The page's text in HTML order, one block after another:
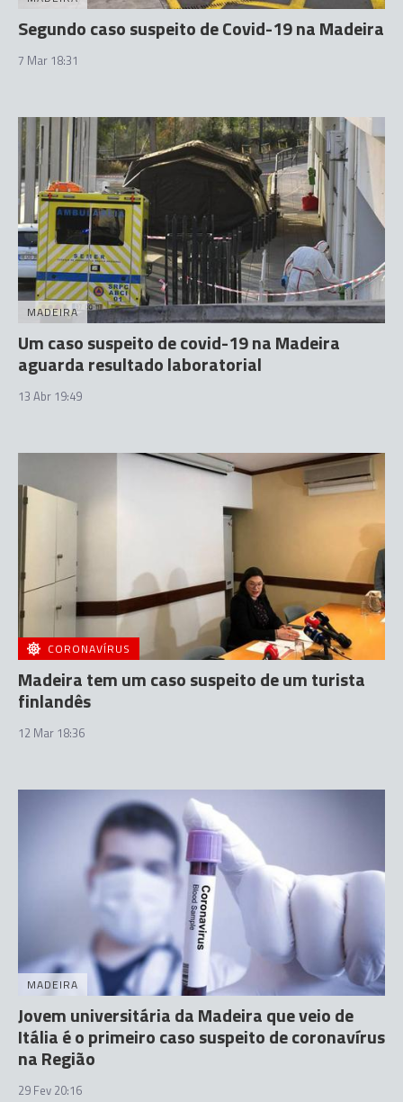
Segundo caso suspeito de Covid-19 na Madeira
7 Mar 18:31
MADEIRA
Um caso suspeito de covid-19 na Madeira
aguarda resultado laboratorial
13 Abr 19:49
CORONAVÍRUS
Madeira tem um caso suspeito de um turista
finlandês
12 Mar 18:36
MADEIRA
Jovem universitária da Madeira que veio de
Itália é o primeiro caso suspeito de coronavírus
na Região
29 Fev 20:16